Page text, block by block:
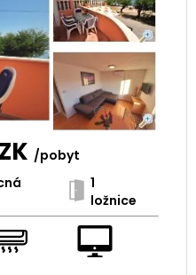
/pobyt
1
ložnice